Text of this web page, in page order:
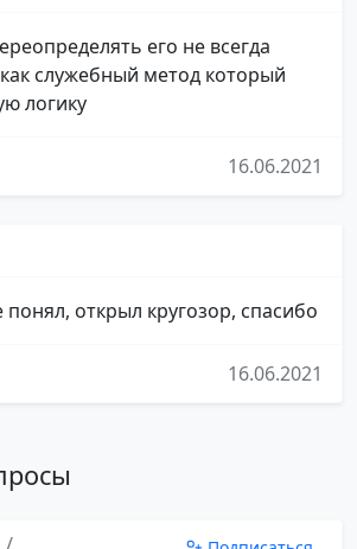
его не всегда
служебный метод который
логику
16.06.2021
открыл кругозор, спасибо
16.06.2021